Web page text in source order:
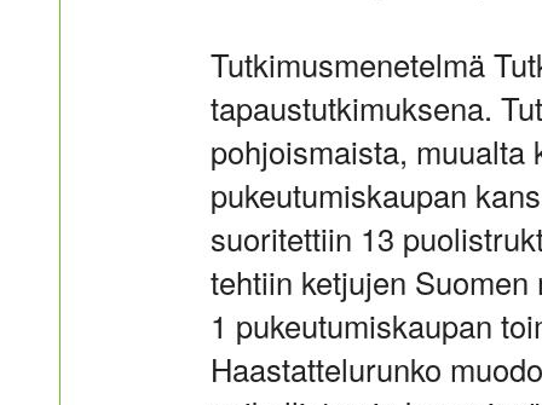
Tutkimusmenetelmä
tapaustutkimuksena.
pohjoismaista, muualta
pukeutumiskaupan
suoritettiin 13
tehtiin ketjujen
1 pukeutumiskaupan
Haastattelurunko